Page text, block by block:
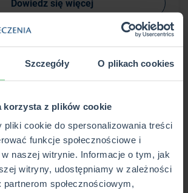
Szczegóły O plikach cookies
korzysta z plików cookie
pliki cookie do spersonalizowania treści
funkcje społecznościowe i
naszej witrynie. Informacje o tym, jak
witryny, udostępniamy w zależności
partnerom społecznościowym,
Dowiedz się więcej